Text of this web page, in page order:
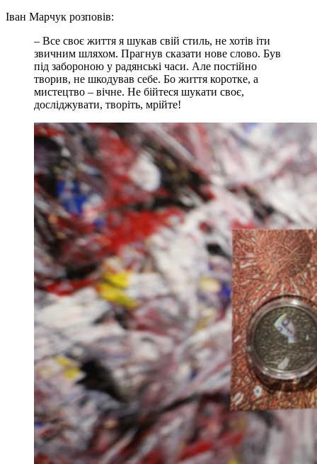
Іван Марчук розповів:
– Все своє життя я шукав свій стиль, не хотів іти
звичним шляхом. Прагнув сказати нове слово. Був
під забороною у радянські часи. Але постійно
творив, не шкодував себе. Бо життя коротке, а
мистецтво – вічне. Не бійтеся шукати своє,
досліджувати, творіть, мрійте!